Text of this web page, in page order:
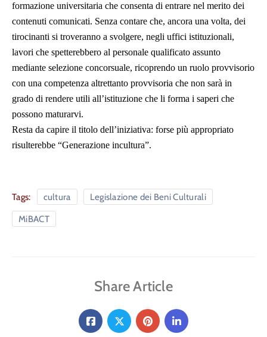
formazione universitaria che consenta di entrare nel merito dei
contenuti comunicati. Senza contare che, ancora una volta, dei
tirocinanti si troveranno a svolgere, negli uffici istituzionali,
lavori che spetterebbero al personale qualificato assunto
mediante selezione concorsuale, ricoprendo un ruolo provvisorio
con una competenza altrettanto provvisoria che non sarà in
grado di rendere utili all’istituzione che li forma i saperi che
possono maturarvi.
Resta da capire il titolo dell’iniziativa: forse più appropriato
risulterebbe “Generazione incultura”.
Tags: cultura Legislazione dei Beni Culturali
MiBACT
Share Article